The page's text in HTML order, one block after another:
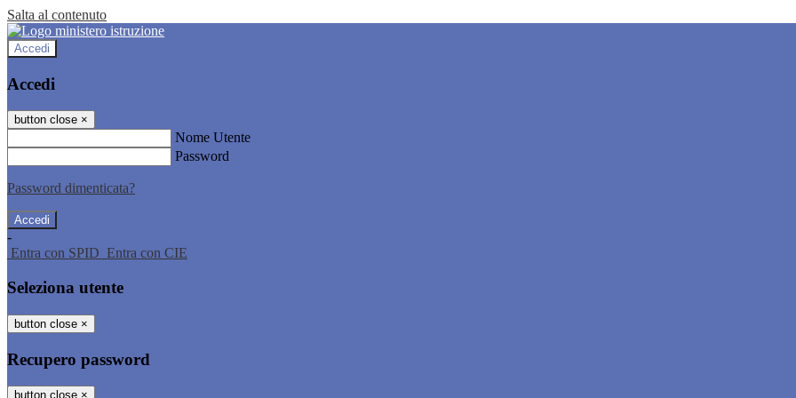
Salta al contenuto
Accedi
Accedi
button close ×
Nome Utente
Password
Password dimenticata?
-
Entra con SPID Entra con CIE
Seleziona utente
button close ×
Recupero password
button close ×